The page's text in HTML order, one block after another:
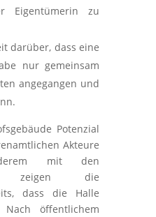
Eigentümerin zu
darüber, dass eine
nur gemeinsam
angegangen und
Potenzial
Akteure
mit den
zeigen die
dass die Halle
öffentlichem